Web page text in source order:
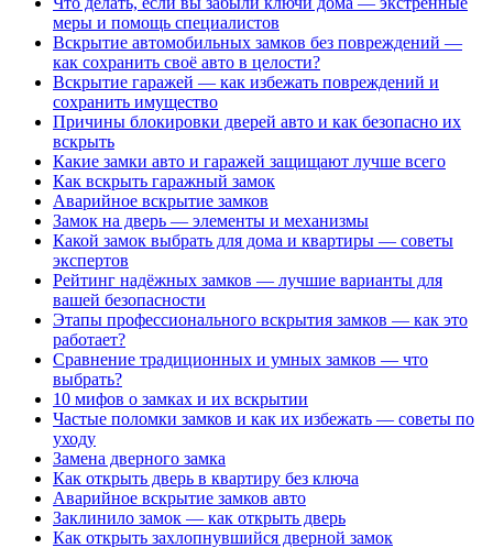
меры и помощь специалистов
Вскрытие автомобильных замков без повреждений —
как сохранить своё авто в целости?
Вскрытие гаражей — как избежать повреждений и
сохранить имущество
Причины блокировки дверей авто и как безопасно их
вскрыть
Какие замки авто и гаражей защищают лучше всего
Как вскрыть гаражный замок
Аварийное вскрытие замков
Замок на дверь — элементы и механизмы
Какой замок выбрать для дома и квартиры — советы
экспертов
Рейтинг надёжных замков — лучшие варианты для
вашей безопасности
Этапы профессионального вскрытия замков — как это
работает?
Сравнение традиционных и умных замков — что
выбрать?
10 мифов о замках и их вскрытии
Частые поломки замков и как их избежать — советы по
уходу
Замена дверного замка
Как открыть дверь в квартиру без ключа
Аварийное вскрытие замков авто
Заклинило замок — как открыть дверь
Как открыть захлопнувшийся дверной замок